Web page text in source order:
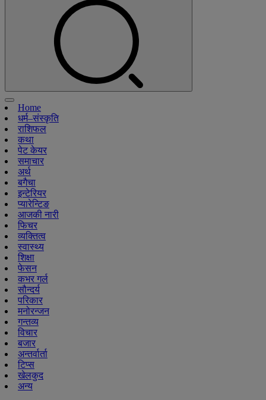
Home
धर्म–संस्कृति
राशिफल
कथा
पेट केयर
समाचार
अर्थ
बगैचा
इन्टेरियर
प्यारेन्टिङ
आजकी नारी
फिचर
व्यक्तित्व
स्वास्थ्य
शिक्षा
फेसन
कभर गर्ल
सौन्दर्य
परिकार
मनोरन्जन
गन्तव्य
विचार
बजार
अन्तर्वार्ता
टिप्स
खेलकुद
अन्य